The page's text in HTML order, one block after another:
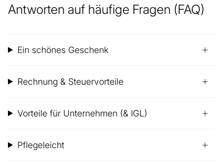
Antworten auf häufige Fragen (FAQ)
Ein schönes Geschenk
Rechnung & Steuervorteile
Vorteile für Unternehmen (& IGL)
Pflegeleicht